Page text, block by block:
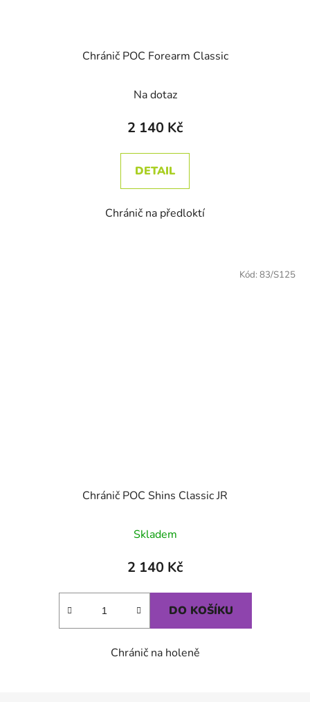
Chránič POC Forearm Classic
Na dotaz
2 140 Kč
DETAIL
Chránič na předloktí
Chránič POC Shins Classic JR
Skladem
2 140 Kč
DO KOŠÍKU
Chránič na holeně
Kód: 83/S125